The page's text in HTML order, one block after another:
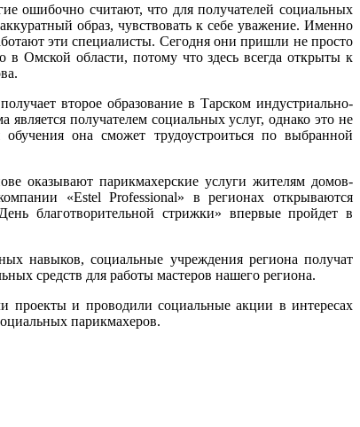
ошибочно считают, что для получателей социальных
образ, чувствовать к себе уважение. Именно
эти специалисты. Сегодня они пришли не просто
Омской области, потому что здесь всегда открыты к
второе образование в Тарском индустриально-
получателем социальных услуг, однако это не
она сможет трудоустроиться по выбранной
оказывают парикмахерские услуги жителям домов-
«Estel Professional» в регионах открываются
благотворительной стрижки» впервые пройдет в
навыков, социальные учреждения региона получат
средств для работы мастеров нашего региона.
проекты и проводили социальные акции в интересах
парикмахеров.